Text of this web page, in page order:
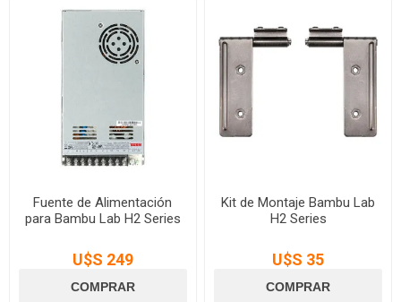
Fuente de Alimentación
para Bambu Lab H2 Series
U$S 249
Kit de Montaje Bambu Lab
H2 Series
U$S 35